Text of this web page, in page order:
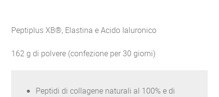
Peptiplus XB®, Elastina e Acido Ialuronico
162 g di polvere (confezione per 30 giorni)
Peptidi di collagene naturali al 100% e di